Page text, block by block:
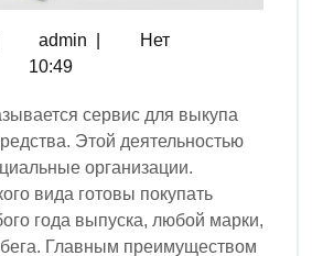
admin
Нет
10:49
Этой деятельностью
организации.
вида готовы покупать
года выпуска, любой марки,
Главным преимуществом